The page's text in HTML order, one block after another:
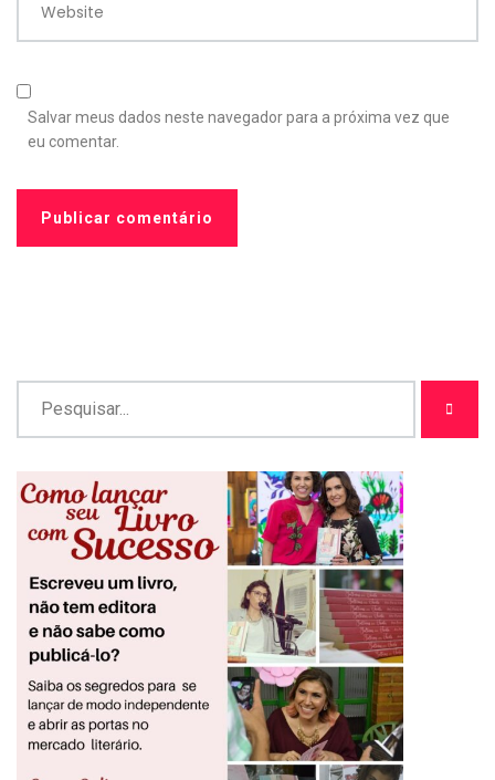
Website
Salvar meus dados neste navegador para a próxima vez que
eu comentar.